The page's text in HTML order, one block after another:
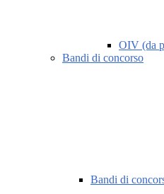
OIV (da
Bandi di concorso
Bandi di